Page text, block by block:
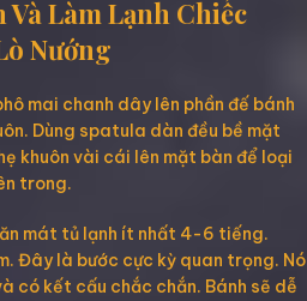
Và Làm Lạnh Chiếc
Nướng
mai chanh dây lên phần đế bánh
Dùng spatula dàn đều bề mặt
khuôn vài cái lên mặt bàn để loại
trong.
mát tủ lạnh ít nhất 4-6 tiếng.
Đây là bước cực kỳ quan trọng. Nó
có kết cấu chắc chắn. Bánh sẽ dễ